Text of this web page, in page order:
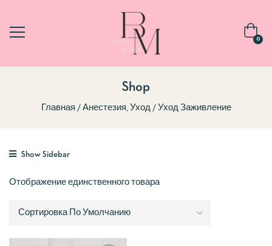
0
Shop
Главная Анестезия, Уход Уход Заживление
Show Sidebar
Отображение единственного товара